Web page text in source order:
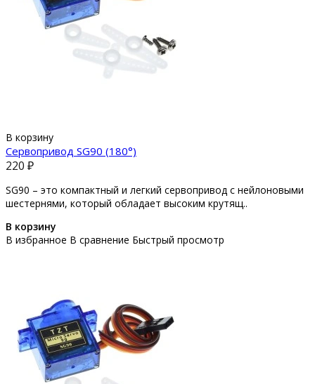
В корзину
Сервопривод SG90 (180°)
220 ₽
SG90 – это компактный и легкий сервопривод с нейлоновыми
шестернями, который обладает высоким крутящ..
В корзину
В избранное В сравнение Быстрый просмотр